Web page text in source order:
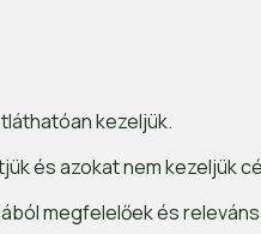
kezeljük.
és azokat nem kezeljük
megfelelőek és